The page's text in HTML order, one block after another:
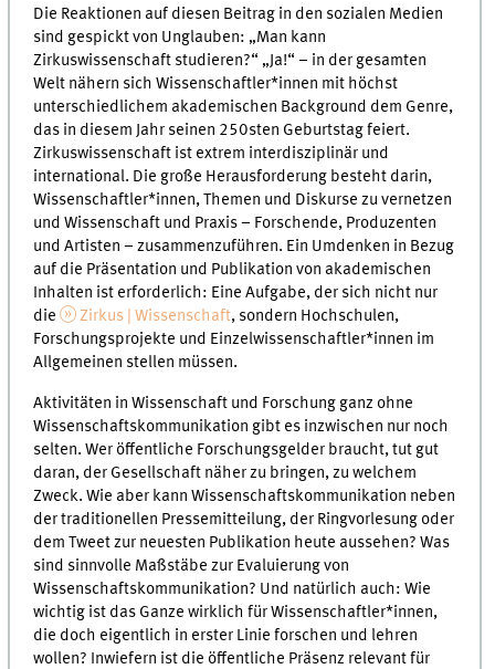
Die Reaktionen auf diesen Beitrag in den sozialen Medien
sind gespickt von Unglauben: „Man kann
Zirkuswissenschaft studieren?“ „Ja!“ – in der gesamten
Welt nähern sich Wissenschaftler*innen mit höchst
unterschiedlichem akademischen Background dem Genre,
das in diesem Jahr seinen 250sten Geburtstag feiert.
Zirkuswissenschaft ist extrem interdisziplinär und
international. Die große Herausforderung besteht darin,
Wissenschaftler*innen, Themen und Diskurse zu vernetzen
und Wissenschaft und Praxis – Forschende, Produzenten
und Artisten – zusammenzuführen. Ein Umdenken in Bezug
auf die Präsentation und Publikation von akademischen
Inhalten ist erforderlich: Eine Aufgabe, der sich nicht nur
die
Zirkus | Wissenschaft, sondern Hochschulen,
Forschungsprojekte und Einzelwissenschaftler*innen im
Allgemeinen stellen müssen.
Aktivitäten in Wissenschaft und Forschung ganz ohne
Wissenschaftskommunikation gibt es inzwischen nur noch
selten. Wer öffentliche Forschungsgelder braucht, tut gut
daran, der Gesellschaft näher zu bringen, zu welchem
Zweck. Wie aber kann Wissenschaftskommunikation neben
der traditionellen Pressemitteilung, der Ringvorlesung oder
dem Tweet zur neuesten Publikation heute aussehen? Was
sind sinnvolle Maßstäbe zur Evaluierung von
Wissenschaftskommunikation? Und natürlich auch: Wie
wichtig ist das Ganze wirklich für Wissenschaftler*innen,
die doch eigentlich in erster Linie forschen und lehren
wollen? Inwiefern ist die öffentliche Präsenz relevant für